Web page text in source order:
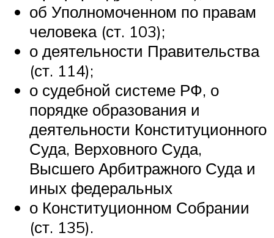
об Уполномоченном по правам
человека (ст. 103);
о деятельности Правительства
(ст. 114);
о судебной системе РФ, о
порядке образования и
деятельности Конституционного
Суда, Верховного Суда,
Высшего Арбитражного Суда и
иных федеральных
о Конституционном Собрании
(ст. 135).